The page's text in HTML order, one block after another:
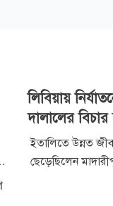
লিবিয়ায়
দালালের বিচার
ইতালিতে উন্নত
ছেড়েছিলেন
ইকবাল মাদবর